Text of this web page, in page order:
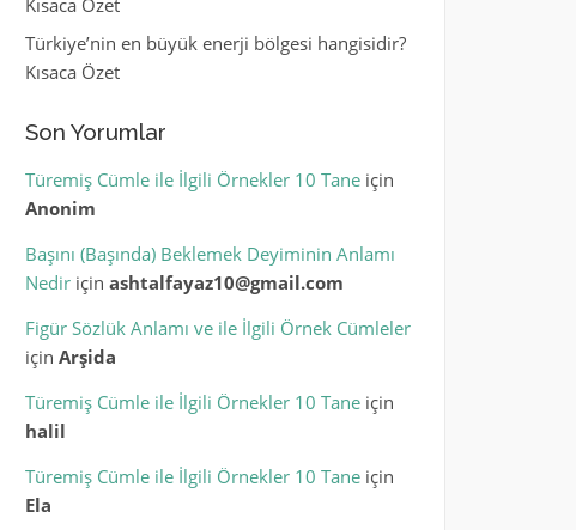
Kısaca Özet
Türkiye’nin en büyük enerji bölgesi hangisidir?
Kısaca Özet
Son Yorumlar
Türemiş Cümle ile İlgili Örnekler 10 Taneiçin
Anonim
Başını (Başında) Beklemek Deyiminin Anlamı
Nediriçin ashtalfayaz10@gmail.com
Figür Sözlük Anlamı ve ile İlgili Örnek Cümleler
için Arşida
Türemiş Cümle ile İlgili Örnekler 10 Taneiçin
halil
Türemiş Cümle ile İlgili Örnekler 10 Taneiçin
Ela